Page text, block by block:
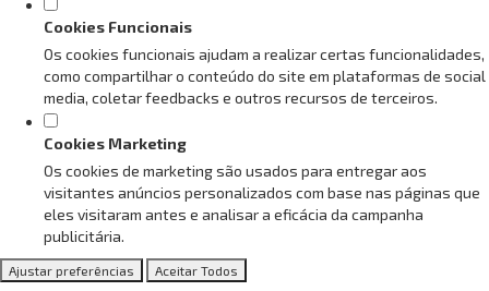
Cookies Funcionais
Os cookies funcionais ajudam a realizar certas funcionalidades,
como compartilhar o conteúdo do site em plataformas de social
media, coletar feedbacks e outros recursos de terceiros.
Cookies Marketing
Os cookies de marketing são usados para entregar aos
visitantes anúncios personalizados com base nas páginas que
eles visitaram antes e analisar a eficácia da campanha
publicitária.
Ajustar preferências Aceitar Todos